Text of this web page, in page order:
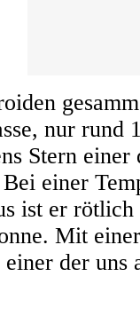
nur rund
Stern
einer
ist er
Mit
der uns